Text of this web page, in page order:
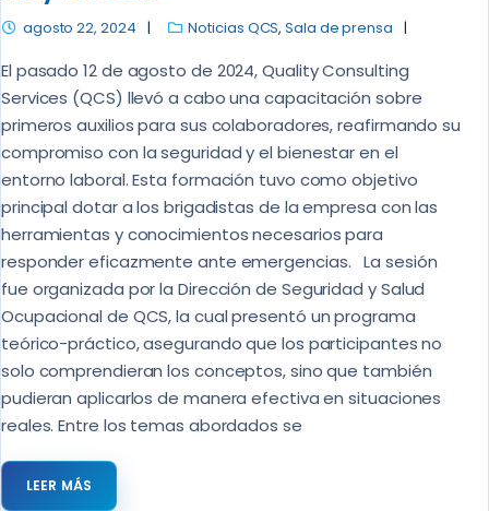
agosto 22, 2024 Noticias QCS,Sala de prensa
El pasado 12 de agosto de 2024, Quality Consulting
Services (QCS) llevó a cabo una capacitación sobre
primeros auxilios para sus colaboradores, reafirmando su
compromiso con la seguridad y el bienestar en el
entorno laboral. Esta formación tuvo como objetivo
principal dotar a los brigadistas de la empresa con las
herramientas y conocimientos necesarios para
responder eficazmente ante emergencias. La sesión
fue organizada por la Dirección de Seguridad y Salud
Ocupacional de QCS, la cual presentó un programa
teórico-práctico, asegurando que los participantes no
solo comprendieran los conceptos, sino que también
pudieran aplicarlos de manera efectiva en situaciones
reales. Entre los temas abordados se
LEER MÁS